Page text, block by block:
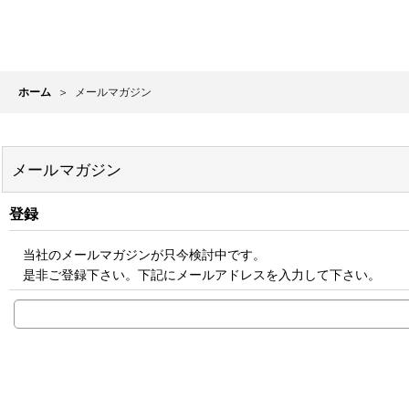
ホーム > メールマガジン
メールマガジン
登録
当社のメールマガジンが只今検討中です。
是非ご登録下さい。下記にメールアドレスを入力して下さい。